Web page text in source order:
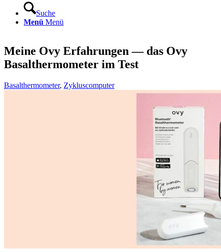
Suche
Menü Menü
Mei­ne Ovy Erfah­run­gen — das Ovy
Basal­ther­mo­me­ter im Test
Basalthermometer, Zykluscomputer